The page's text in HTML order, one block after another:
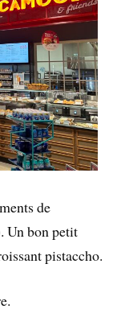
de
Un bon petit
pistaccho.